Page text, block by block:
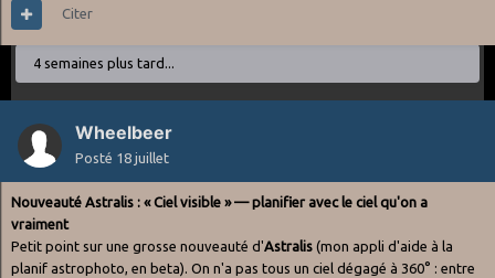
Citer
4 semaines plus tard...
Wheelbeer
Posté 18 juillet
Nouveauté Astralis : « Ciel visible » — planifier avec le ciel qu'on a
vraiment
Petit point sur une grosse nouveauté d'Astralis (mon appli d'aide à la
planif astrophoto, en beta). On n'a pas tous un ciel dégagé à 360° : entre